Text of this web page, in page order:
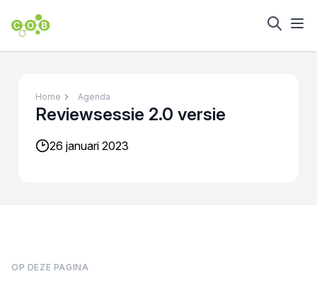
Home Agenda
Reviewsessie 2.0 versie
26 januari 2023
OP DEZE PAGINA